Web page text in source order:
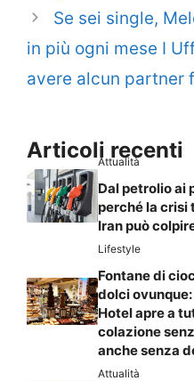
Se sei single,
in più ogni mese I
avere alcun partner
Articoli recenti
Attualità
Dal petrolio ai
perché la crisi
Iran può
Lifestyle
Fontane di
dolci
Hotel apre a
colazione
anche senza
Attualità